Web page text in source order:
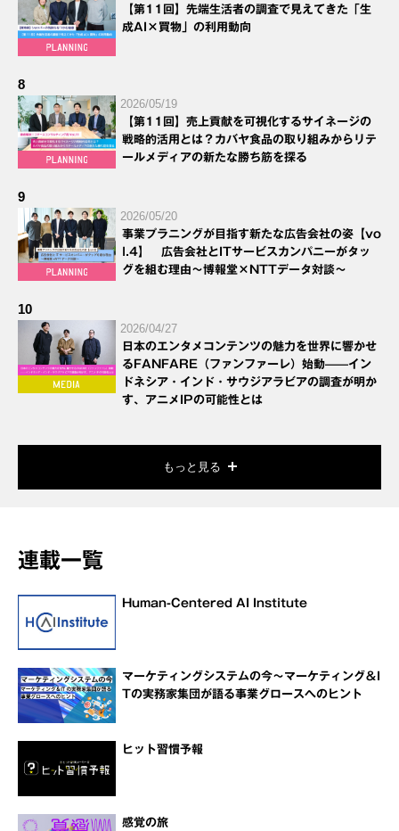
【第11回】先端生活者の調査で見えてきた「生
成AI×買物」の利用動向
8
2026/05/19
【第11回】売上貢献を可視化するサイネージの
戦略的活用とは？カバヤ食品の取り組みからリテ
ールメディアの新たな勝ち筋を探る
9
2026/05/20
事業プラニングが目指す新たな広告会社の姿【vo
l.4】 広告会社とITサービスカンパニーがタッ
グを組む理由～博報堂×NTTデータ対談～
10
2026/04/27
日本のエンタメコンテンツの魅力を世界に響かせ
るFANFARE（ファンファーレ）始動——イン
ドネシア・インド・サウジアラビアの調査が明か
す、アニメIPの可能性とは
もっと見る
連載一覧
Human-Centered AI Institute
マーケティングシステムの今～マーケティング＆I
Tの実務家集団が語る事業グロースへのヒント
ヒット習慣予報
感覚の旅